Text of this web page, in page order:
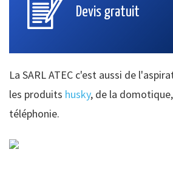
Devis gratuit
La SARL ATEC c'est aussi de
les produits husky, de la
téléphonie.